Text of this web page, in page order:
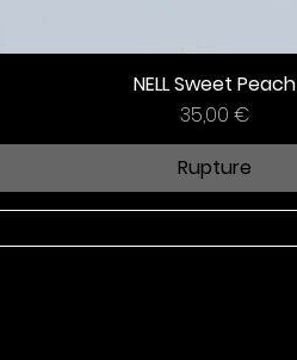
NELL Sweet Peach
Prix
35,00 €
Rupture